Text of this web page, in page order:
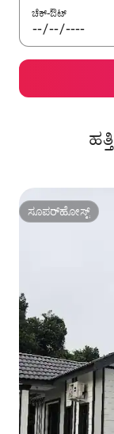
ಚೆಕ್-ಔಟ್
ಸೂಪರ್‌ಹೋಸ್ಟ್
ಸೂಪರ್‌ಹೋಸ್ಟ್